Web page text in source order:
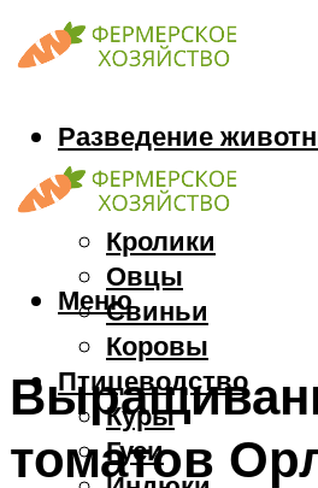
Разведение
Козы
Кони
Кролики
Овцы
Свиньи
Коровы
Птицеводство
Куры
Гуси
Меню
томатов